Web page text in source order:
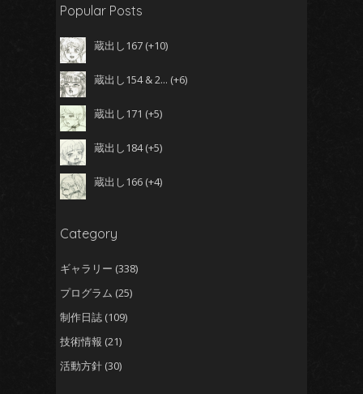
Popular Posts
蔵出し167 +10
蔵出し154 & 2... +6
蔵出し171 +5
蔵出し184 +5
蔵出し166 +4
Category
ギャラリー (338)
プログラム (25)
制作日誌 (109)
技術情報 (21)
活動方針 (30)